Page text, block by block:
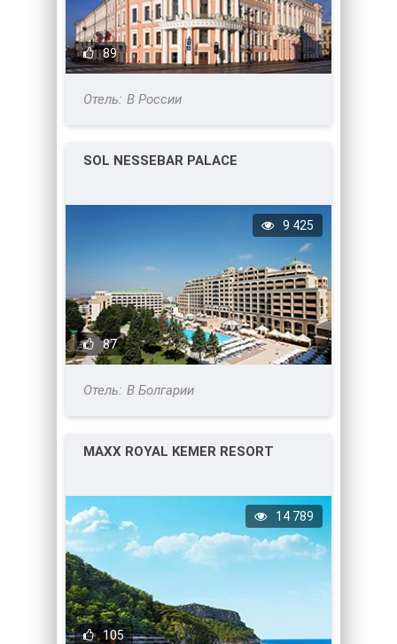
89
В России
SOL NESSEBAR PALACE
87
9 425
В Болгарии
MAXX ROYAL KEMER RESORT
105
14 789